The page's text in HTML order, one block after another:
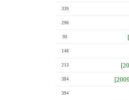
339
296
90
148
213
384
394